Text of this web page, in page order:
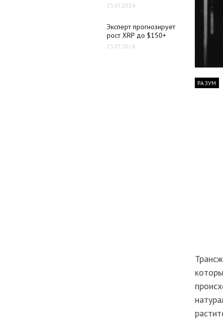
23.07.2024
Эксперт прогнозирует
рост XRP до $150+
23.07.2024
РАЗУМ